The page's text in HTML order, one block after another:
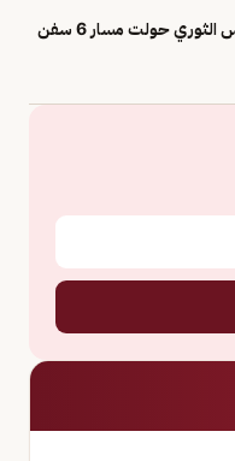
وكالة «فارس»: زوارق الحرس الثوري حولت مسار 6 سفن